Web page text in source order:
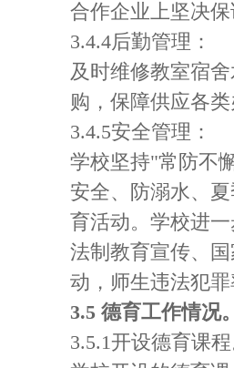
合作企业上坚决
3.4.4后勤管理：
及时维修教室宿
购，保障供应各
3.4.5安全管理：
学校坚持"常防不
安全、防溺水、
育活动。学校进
法制教育宣传、
动，师生违法犯
3.5 德育工作情况
3.5.1开设德育课